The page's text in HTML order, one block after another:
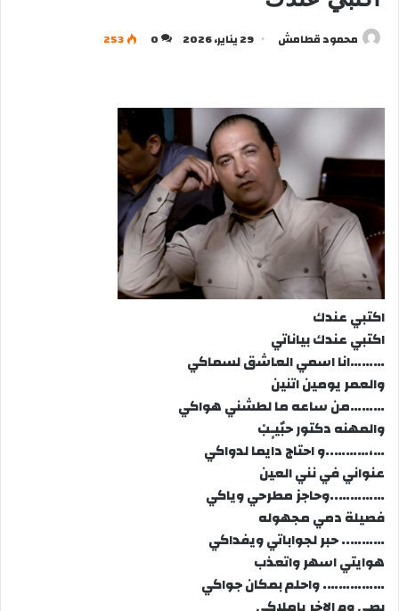
محمود قطامش 29 يناير، 2026 0
253
اكتبي عندك
اكتبي عندك بياناتي
………انا اسمي العاشق لسماكي
والعمر يومين اتنين
………من ساعه ما لطشني هواكي
والمهنه دكتور حبٌيـٍبْ
…،………..و احتاج دايما لدواكي
عنواني في نني العين
…………..وحاجز مطرحي وياكي
فصيلة دمي مجهوله
……….. حبر لجواباتي ويفداكي
هوايتي اسهر واتعذب
……………. واحلم بمكان جواكي